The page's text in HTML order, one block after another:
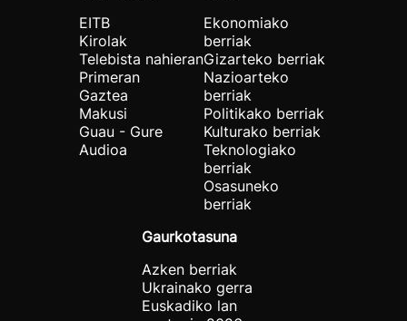
EITB
Kirolak
Telebista nahieran
Primeran
Gaztea
Makusi
Guau - Gure
Audioa
Ekonomiako
berriak
Gizarteko berriak
Nazioarteko
berriak
Politikako berriak
Kulturako berriak
Teknologiako
berriak
Osasuneko
berriak
Gaurkotasuna
Azken berriak
Ukrainako gerra
Euskadiko lan